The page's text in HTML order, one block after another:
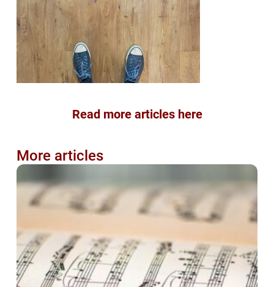
Read more articles here
More articles